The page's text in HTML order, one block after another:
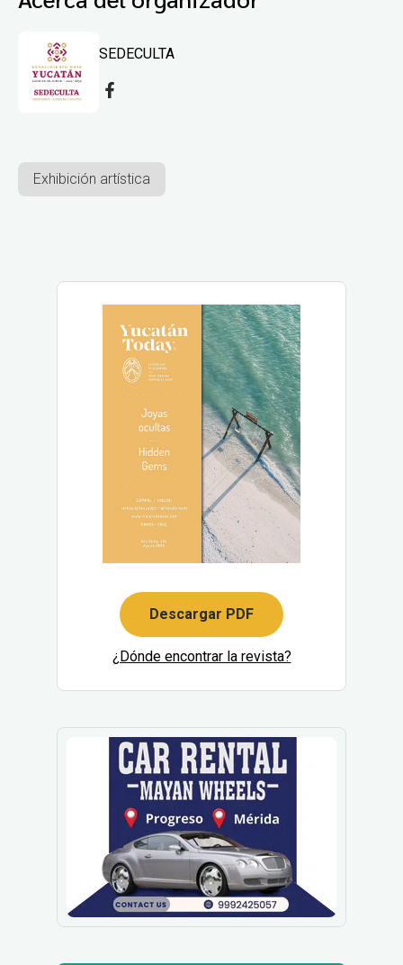
SEDECULTA
Exhibición artística
Descargar PDF
¿Dónde encontrar la revista?